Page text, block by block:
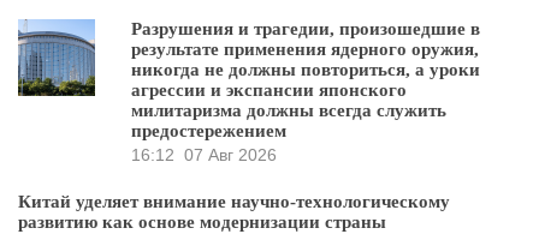
Разрушения и трагедии, произошедшие в
результате применения ядерного оружия,
никогда не должны повториться, а уроки
агрессии и экспансии японского
милитаризма должны всегда служить
предостережением
16:12 07 Авг 2026
Китай уделяет внимание научно-технологическому
развитию как основе модернизации страны